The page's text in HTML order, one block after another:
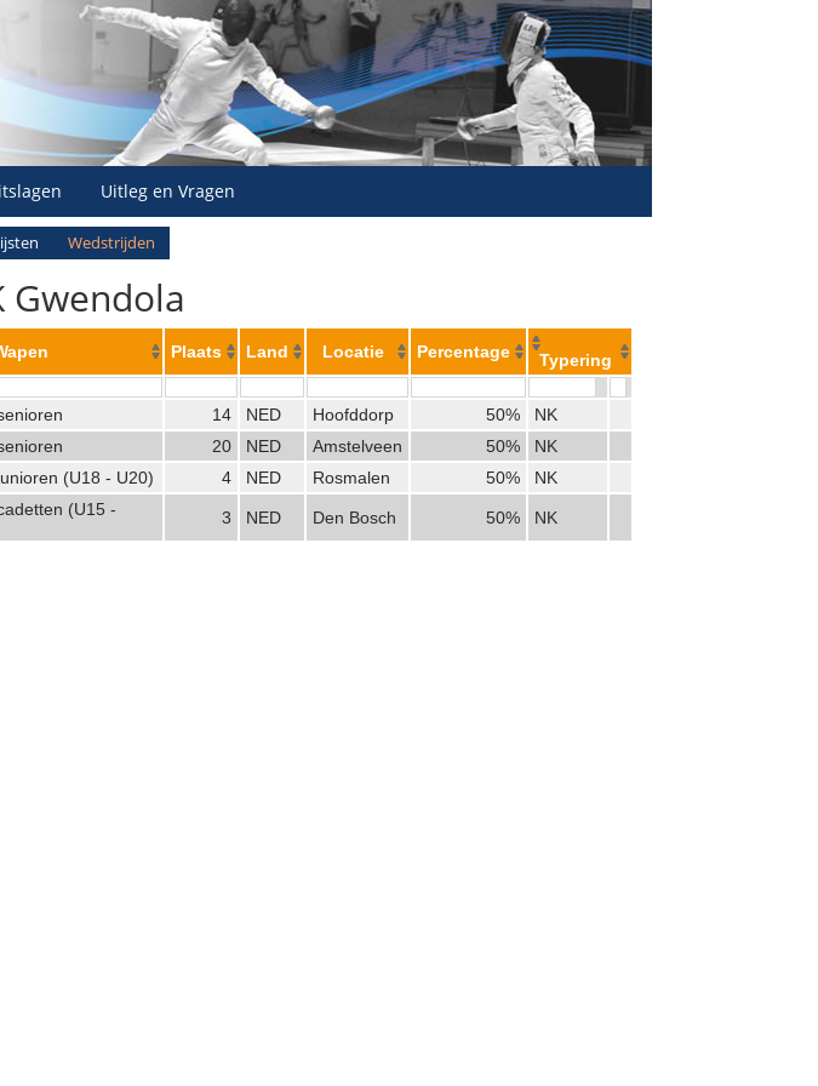
Uitleg en Vragen
Wedstrijden
Gwendola
Plaats Land Locatie Percentage Typering
14 NED Hoofddorp 50%
NK
20 NED Amstelveen 50%
NK
(U18 - U20) 4 NED Rosmalen 50% NK
(U15 -
3 NED Den Bosch 50% NK